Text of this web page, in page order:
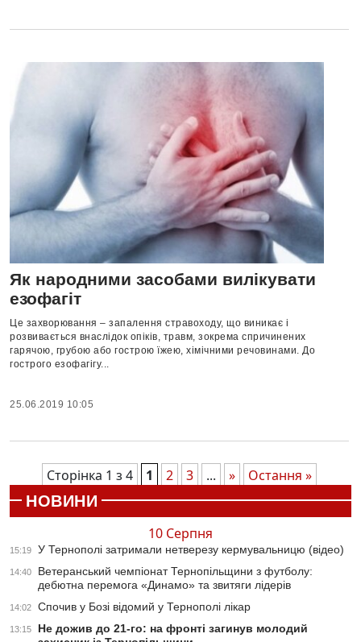
Як народними засобами вилікувати
езофагіт
Це захворювання – запалення стравоходу, що виникає і
розвивається внаслідок опіків, травм, зокрема спричинених
гарячою, грубою або гострою їжею, хімічними речовинами. До
гострого езофагігу...
25.06.2019 10:05
Сторінка 1 з 4 1 2 3 ... »
Остання »
НОВИНИ
10 Серпня
15:19 У Тернополі затримали нетверезу кермувальницю (відео)
14:40
Ветеранський чемпіонат Тернопільщини з футболу:
дебютна перемога «Динамо» та звитяги лідерів
14:02 Спочив у Бозі відомий у Тернополі лікар
13:15
Не дожив до 21-го: на фронті загинув молодий